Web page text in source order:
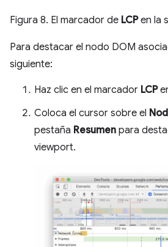
Figura 8. El marcador de LCPen la
Para destacar el nodo DOM
siguiente:
Haz clic en el marcador LCP
Coloca el cursor sobre el
pestaña Resumen para
viewport.